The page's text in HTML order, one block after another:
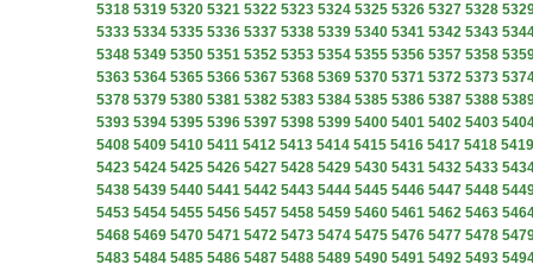
5318 5319 5320 5321 5322 5323 5324 5325 5326 5327 5328
5333 5334 5335 5336 5337 5338 5339 5340 5341 5342 5343
5348 5349 5350 5351 5352 5353 5354 5355 5356 5357 5358
5363 5364 5365 5366 5367 5368 5369 5370 5371 5372 5373
5378 5379 5380 5381 5382 5383 5384 5385 5386 5387 5388
5393 5394 5395 5396 5397 5398 5399 5400 5401 5402 5403
5408 5409 5410 5411 5412 5413 5414 5415 5416 5417 5418 5419
5423 5424 5425 5426 5427 5428 5429 5430 5431 5432 5433
5438 5439 5440 5441 5442 5443 5444 5445 5446 5447 5448
5453 5454 5455 5456 5457 5458 5459 5460 5461 5462 5463
5468 5469 5470 5471 5472 5473 5474 5475 5476 5477 5478
5483 5484 5485 5486 5487 5488 5489 5490 5491 5492 5493